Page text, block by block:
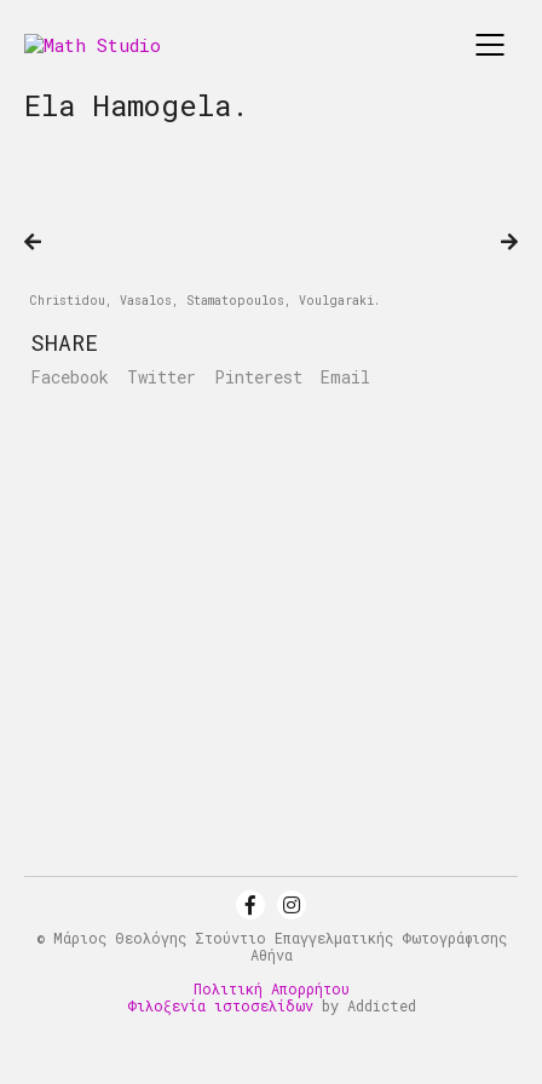
Ela Hamogela.
Christidou, Vasalos, Stamatopoulos, Voulgaraki.
SHARE
Facebook Twitter Pinterest Email
© Μάριος Θεολόγης Στούντιο Επαγγελματικής Φωτογράφισης
Αθήνα
Πολιτική Απορρήτου
Φιλοξενία ιστοσελίδωνby Addicted